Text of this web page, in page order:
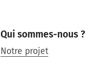
Qui sommes-nous ?
Notre projet